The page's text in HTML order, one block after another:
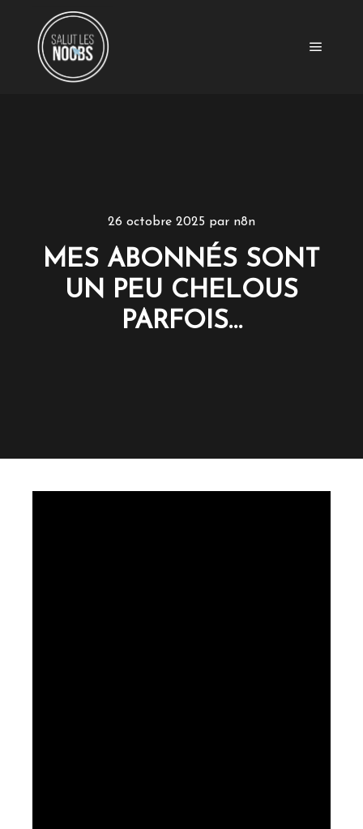
26 octobre 2025 par n8n
MES ABONNÉS SONT
UN PEU CHELOUS
PARFOIS…